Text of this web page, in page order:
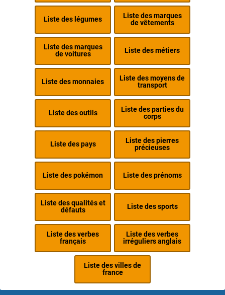
Liste des légumes
Liste des marques
de vêtements
Liste des marques
de voitures
Liste des métiers
Liste des monnaies
Liste des moyens de
transport
Liste des outils
Liste des parties du
corps
Liste des pays
Liste des pierres
précieuses
Liste des pokémon Liste des prénoms
Liste des qualités et
défauts
Liste des sports
Liste des verbes
français
Liste des verbes
irréguliers anglais
Liste des villes de
france